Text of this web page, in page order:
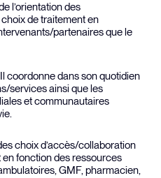
l’orientation des
de traitement en
partenaires que le
coordonne dans son quotidien
services ainsi que les
et communautaires
choix d’accès/collaboration
fonction des ressources
GMF, pharmacien,